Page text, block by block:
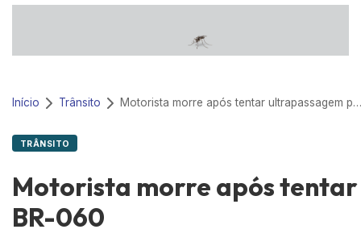
Monitoramento de tornozeleiras eletrônicas gera custo mensal de R$ 1,8 milhão
Início Trânsito Motorista morre após tentar ultrapassagem perigosa na BR-060
TRÂNSITO
Motorista morre após
BR-060